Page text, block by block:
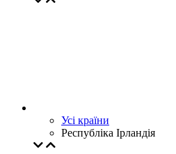
Усі країни
Республіка Ірландія